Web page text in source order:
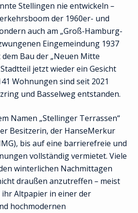
Stellingen nie entwickeln –
der 1960er- und
auch am „Groß-Hamburg-
Eingemeindung 1937
Bau der „Neuen Mitte
jetzt wieder ein Gesicht
Wohnungen sind seit 2021
und Basselweg entstanden.
Namen „Stellinger Terrassen“
Besitzerin, der HanseMerkur
bis auf eine barrierefreie und
vollständig vermietet. Viele
winterlichen Nachmittagen
draußen anzutreffen – meist
Altpapier in einer der
hochmodernen